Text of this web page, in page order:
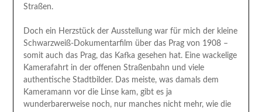
Straßen.
Doch ein Herzstück der Ausstellung war für mich der kleine
Schwarzweiß-Dokumentarfilm über das Prag von 1908 –
somit auch das Prag, das Kafka gesehen hat. Eine wackelige
Kamerafahrt in der offenen Straßenbahn und viele
authentische Stadtbilder. Das meiste, was damals dem
Kameramann vor die Linse kam, gibt es ja
wunderbarerweise noch, nur manches nicht mehr, wie die